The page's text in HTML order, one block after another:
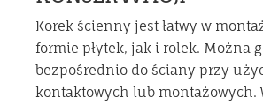
Korek ścienny jest łatwy w
formie płytek, jak i rolek. Można
bezpośrednio do ściany przy
kontaktowych lub montażowych.